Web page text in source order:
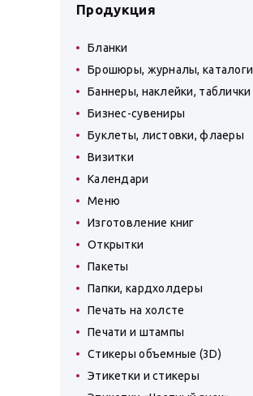
Продукция
Бланки
Брошюры, журналы, каталоги
Баннеры, наклейки, таблички
Бизнес-сувениры
Буклеты, листовки, флаеры
Визитки
Календари
Меню
Изготовление книг
Открытки
Пакеты
Папки, кардхолдеры
Печать на холсте
Печати и штампы
Стикеры объемные (3D)
Этикетки и стикеры